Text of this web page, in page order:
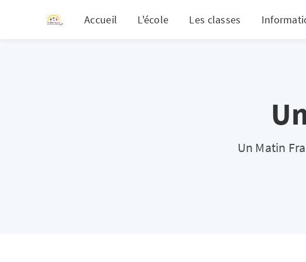
Accueil L'école Les classes
Un Matin